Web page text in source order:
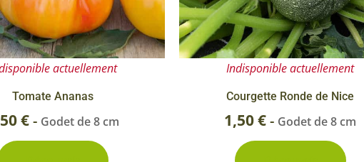
actuellement
Tomate Ananas
€- Godet de 8 cm
Indisponible actuellement
Courgette Ronde de Nice
1,50€- Godet de 8 cm